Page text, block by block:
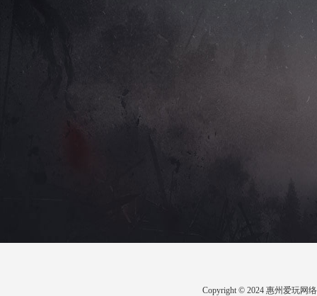
Copyright © 2024 惠州爱玩网